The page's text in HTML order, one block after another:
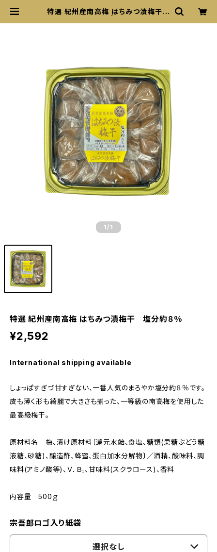
特選 紀州産南高梅 はちみつ漬梅干
1 /1
特選 紀州産南高梅 はちみつ漬梅干 塩分約８％
¥2,592
International shipping available
しょっぱすぎづ甘すぎない、一番人気のまろやか塩分約８％です。
皮も薄く形も綺麗で大きさも揃った、一等級の南高梅を使用した
最高級梅干。
原材料名 梅、漬け原材料〔還元水飴、食塩、糖類(果糖ぶどう糖
液糖、砂糖)、醸造酢、蜂蜜、蛋白加水分解物〕／酒精、酸味料、調
味料(アミノ酸等)、Ｖ．Ｂ₁、甘味料(スクラロース)、香料
内容量 500ｇ
宗吾郎ロゴ入り紙袋
選択なし